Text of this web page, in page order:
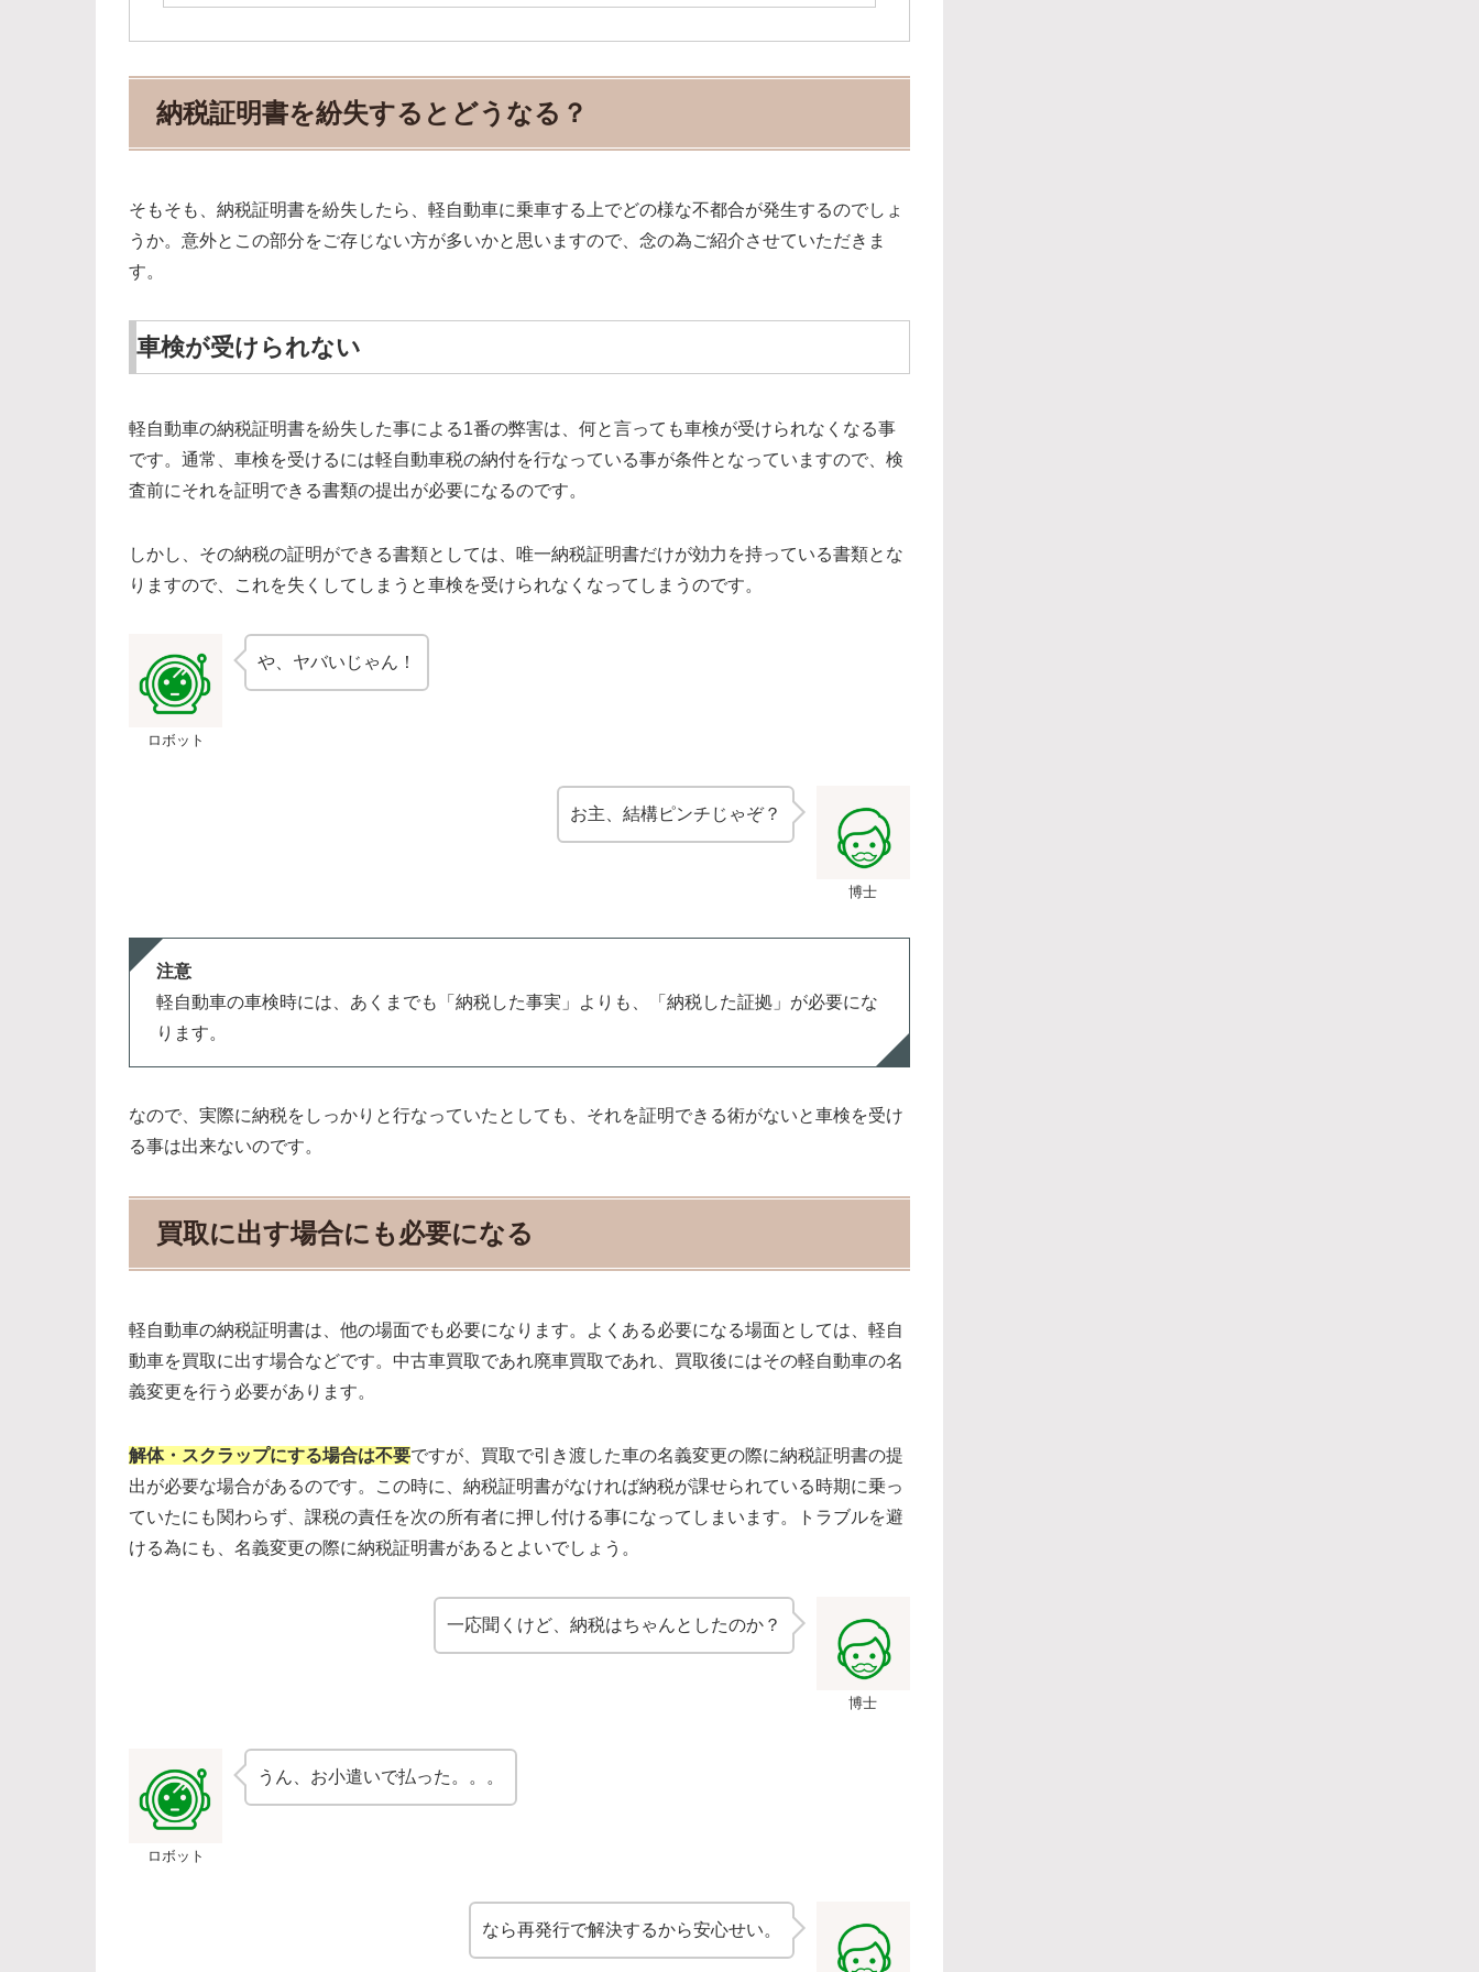
納税証明書を紛失するとどうなる？
そもそも、納税証明書を紛失したら、軽自動車に乗車する上でどの様な不都合が発生するのでしょ
うか。意外とこの部分をご存じない方が多いかと思いますので、念の為ご紹介させていただきま
す。
車検が受けられない
軽自動車の納税証明書を紛失した事による1番の弊害は、何と言っても車検が受けられなくなる事
です。通常、車検を受けるには軽自動車税の納付を行なっている事が条件となっていますので、検
査前にそれを証明できる書類の提出が必要になるのです。
しかし、その納税の証明ができる書類としては、唯一納税証明書だけが効力を持っている書類とな
りますので、これを失くしてしまうと車検を受けられなくなってしまうのです。
ロボット
や、ヤバいじゃん！
博士
お主、結構ピンチじゃぞ？
注意
軽自動車の車検時には、あくまでも「納税した事実」よりも、「納税した証拠」が必要にな
ります。
なので、実際に納税をしっかりと行なっていたとしても、それを証明できる術がないと車検を受け
る事は出来ないのです。
買取に出す場合にも必要になる
軽自動車の納税証明書は、他の場面でも必要になります。よくある必要になる場面としては、軽自
動車を買取に出す場合などです。中古車買取であれ廃車買取であれ、買取後にはその軽自動車の名
義変更を行う必要があります。
解体・スクラップにする場合は不要ですが、買取で引き渡した車の名義変更の際に納税証明書の提
出が必要な場合があるのです。この時に、納税証明書がなければ納税が課せられている時期に乗っ
ていたにも関わらず、課税の責任を次の所有者に押し付ける事になってしまいます。トラブルを避
ける為にも、名義変更の際に納税証明書があるとよいでしょう。
博士
一応聞くけど、納税はちゃんとしたのか？
ロボット
うん、お小遣いで払った。。。
なら再発行で解決するから安心せい。